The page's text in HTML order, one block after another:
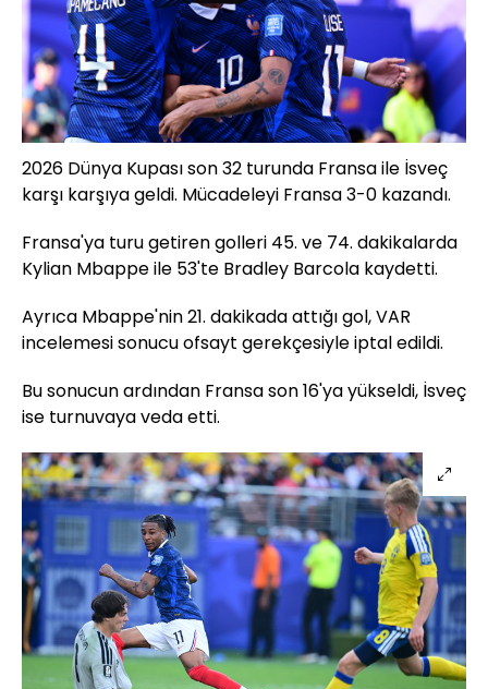
2026 Dünya Kupası son 32 turunda Fransa ile İsveç
karşı karşıya geldi. Mücadeleyi Fransa 3-0 kazandı.
Fransa'ya turu getiren golleri 45. ve 74. dakikalarda
Kylian Mbappe ile 53'te Bradley Barcola kaydetti.
Ayrıca Mbappe'nin 21. dakikada attığı gol, VAR
incelemesi sonucu ofsayt gerekçesiyle iptal edildi.
Bu sonucun ardından Fransa son 16'ya yükseldi, İsveç
ise turnuvaya veda etti.